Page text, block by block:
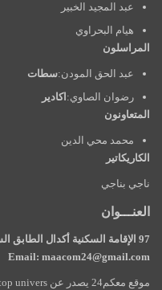
عبد المجيد الخبير
هيام البحراوي
المراسلون
عبد الحق المودن:سطات
رضوان الصاوي: اكادير
المتعاونون
محمد محي الدين
الكاريكاتير
ناجي بناجي
العنـــوان
97 الإقامة السكنية أكدال الطابق السفلي رقم 7 سيدي مومن الدار البيضاء
Email: maacom24@gmail.com
موقع معكم24 يصدر عن media top univers